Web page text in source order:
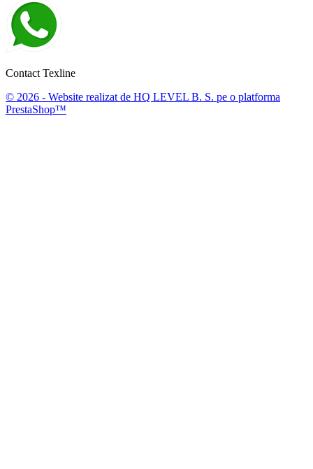
Contact Texline
© 2026 - Website realizat de HQ LEVEL B. S. pe o platforma
PrestaShop™